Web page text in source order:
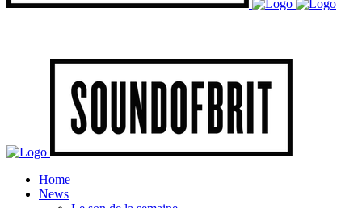
Home
News